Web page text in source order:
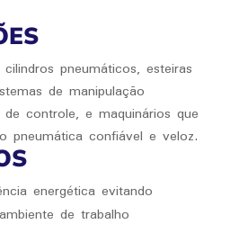
pneumáticos, esteiras
de manipulação
controle, e maquinários que
pneumática confiável e veloz.
energética evitando
de trabalho